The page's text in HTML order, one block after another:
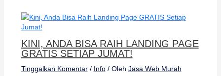
KINI, ANDA BISA RAIH LANDING PAGE
GRATIS SETIAP JUMAT!
Tinggalkan Komentar / Info/ Oleh Jasa Web Murah